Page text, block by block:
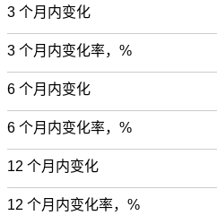
3 个月内变化
3 个月内变化率，%
6 个月内变化
6 个月内变化率，%
12 个月内变化
12 个月内变化率，%